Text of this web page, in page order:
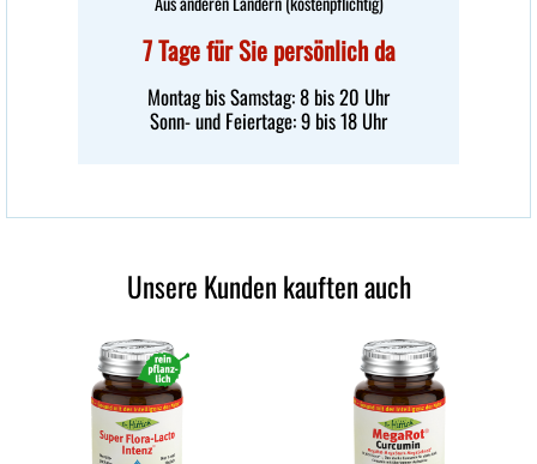
7 Tage für Sie persönlich da
Montag bis Samstag: 8 bis 20 Uhr
Sonn- und Feiertage: 9 bis 18 Uhr
Unsere Kunden kauften auch